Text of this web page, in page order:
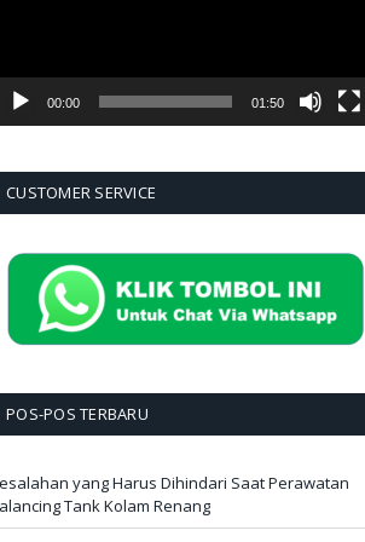
00:00 01:50
CUSTOMER SERVICE
POS-POS TERBARU
yang Harus Dihindari Saat Perawatan
Tank Kolam Renang